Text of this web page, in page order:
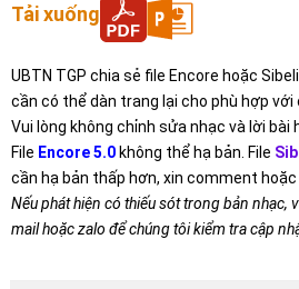
Tải xuống
UBTN TGP chia sẻ file Encore hoặc
cần có thể dàn trang lại cho phù hợp với
Vui lòng không chỉnh sửa nhạc và lời bài
File Encore 5.0không thể hạ bản. File
cần hạ bản thấp hơn, xin comment hoặc
Nếu phát hiện có thiếu sót trong bản nhạc,
mail hoặc zalo để chúng tôi kiểm tra cập